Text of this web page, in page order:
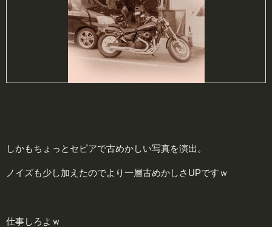
しかもちょっとセピアで古めかしい写真を演出。
ノイズも少し加えたのでより一層古めかしさUPですｗ
仕事しろよｗ